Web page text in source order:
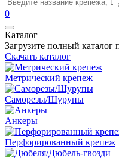
0
Каталог
Загрузите полный
Скачать каталог
Метрический крепеж
Саморезы/Шурупы
Анкеры
Перфорированный крепеж